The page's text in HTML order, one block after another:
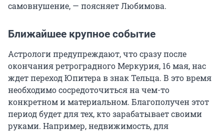
самовнушение, — поясняет Любимова.
Ближайшее крупное событие
Астрологи предупреждают, что сразу после
окончания ретроградного Меркурия, 16 мая, нас
ждет переход Юпитера в знак Тельца. В это время
необходимо сосредоточиться на чем-то
конкретном и материальном. Благополучен этот
период будет для тех, кто зарабатывает своими
руками. Например, недвижимость, для